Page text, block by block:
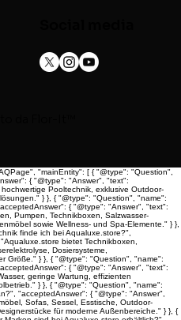
"mainEntity": [ { "@type": "Question",
{ "@type": "Answer", "text":
Pooltechnik, exklusive Outdoor-
} }, { "@type": "Question", "name":
{ "@type": "Answer", "text":
Pumpen, Technikboxen, Salzwasser-
sowie Wellness- und Spa-Elemente." } },
finde ich bei Aqualuxe.store?",
bietet Technikboxen,
Dosiersysteme,
Größe." } }, { "@type": "Question", "name":
{ "@type": "Answer", "text":
geringe Wartung, effizienten
} }, { "@type": "Question", "name":
"acceptedAnswer": { "@type": "Answer",
Sofas, Sessel, Esstische, Outdoor-
für moderne Außenbereiche." } }, {